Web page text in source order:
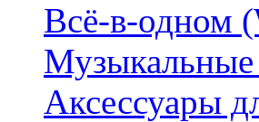
Всё-в-одном
Аксессуары